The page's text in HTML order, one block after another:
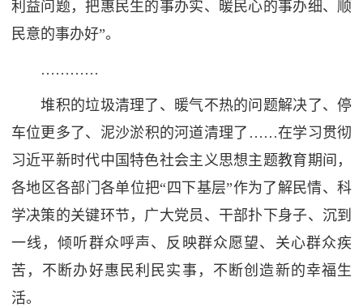
利益问题，把惠民生的事办实、暖民心的事办细、顺
民意的事办好”。
…………
堆积的垃圾清理了、暖气不热的问题解决了、停
车位更多了、泥沙淤积的河道清理了……在学习贯彻
习近平新时代中国特色社会主义思想主题教育期间，
各地区各部门各单位把“四下基层”作为了解民情、科
学决策的关键环节，广大党员、干部扑下身子、沉到
一线，倾听群众呼声、反映群众愿望、关心群众疾
苦，不断办好惠民利民实事，不断创造新的幸福生
活。